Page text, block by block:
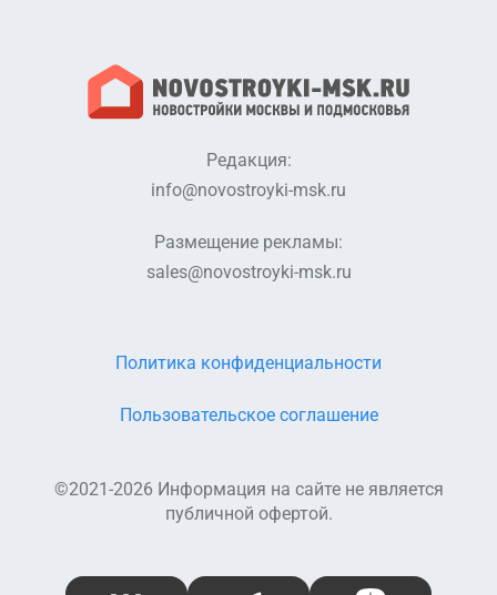
Редакция:
info@novostroyki-msk.ru
Размещение рекламы:
sales@novostroyki-msk.ru
©2021-2026 Информация на сайте не является
публичной офертой.
Пользовательское соглашение
Политика конфиденциальности